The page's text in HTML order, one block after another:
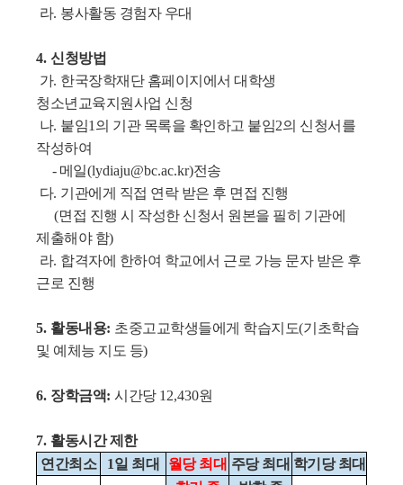
라. 봉사활동 경험자 우대
4. 신청방법
가. 한국장학재단 홈페이지에서 대학생
청소년교육지원사업 신청
나. 붙임1 의 기관 목록을 확인하고 붙임2의 신청서를
작성하여
- 메일(lydiaju@bc.ac.kr)전송
다. 기관에게 직접 연락 받은 후 면접 진행
(면접 진행 시 작성한 신청서 원본을 필히 기관에
제출해야 함)
라. 합격자에 한하여 학교에서 근로 가능 문자 받은 후
근로 진행
5. 활동내용: 초중고교학생들에게 학습지도(기초학습
및 예체능 지도 등)
6. 장학금액: 시간당 12,430원
7. 활동시간 제한
연간최소
1일 최대 월당 최대 주당 최대 학기당 최대